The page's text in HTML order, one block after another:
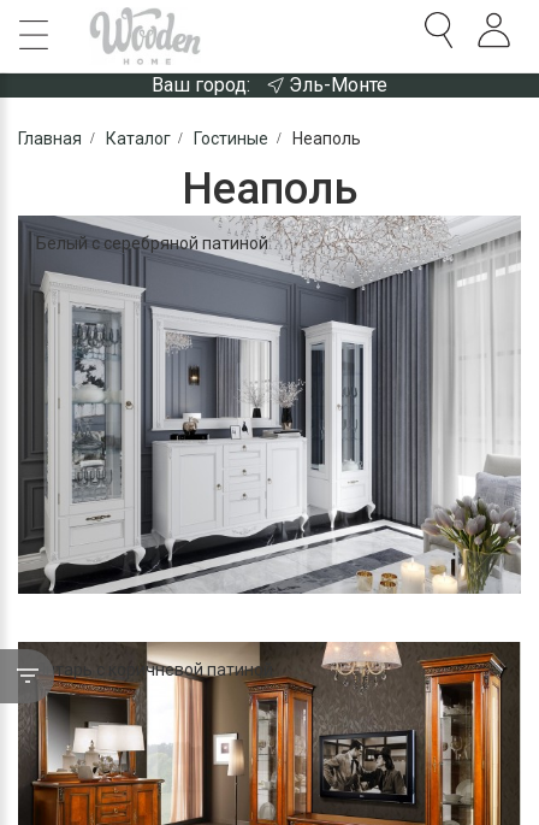
Ваш город: Эль-Монте
Главная Каталог Гостиные Неаполь
Неаполь
Белый с серебряной патиной
Янтарь с коричневой патиной